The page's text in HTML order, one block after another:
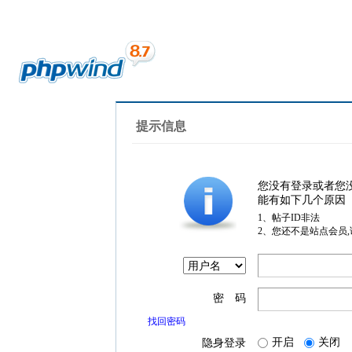
提示信息
您没有登录或者您
能有如下几个原因
1、帖子ID非法
2、您还不是站点会员
密 码
找回密码
隐身登录 开启 关闭